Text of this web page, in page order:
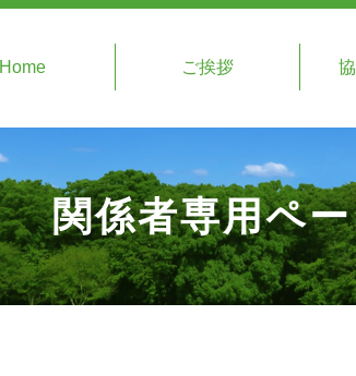
Home ご挨拶
関係者専用ペ